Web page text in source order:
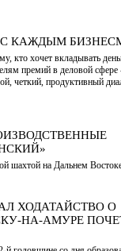
С КАЖДЫМ
кто хочет вкладывать
премий в деловой
четкий, продуктивный
шахтой на Дальнем
ХОДАТАЙСТВО О
НА-АМУРЕ